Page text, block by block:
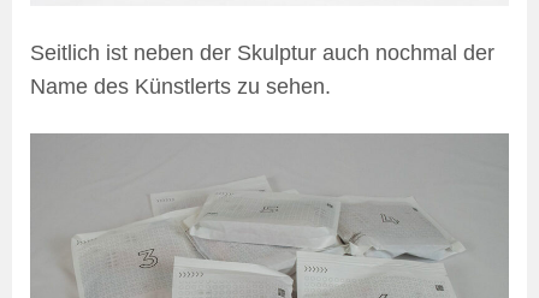
Seitlich ist neben der Skulptur auch nochmal der
Name des Künstlerts zu sehen.